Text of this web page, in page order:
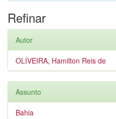
Refinar
Autor
OLIVEIRA, Hamilton Reis de
Assunto
Bahia